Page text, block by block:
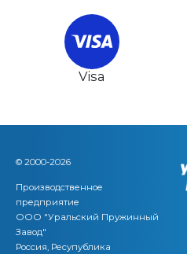
Visa
© 2000-2026
Производственное
предприятие
ООО "Уральский Пружинный
Завод"
Россия, Ресупублика